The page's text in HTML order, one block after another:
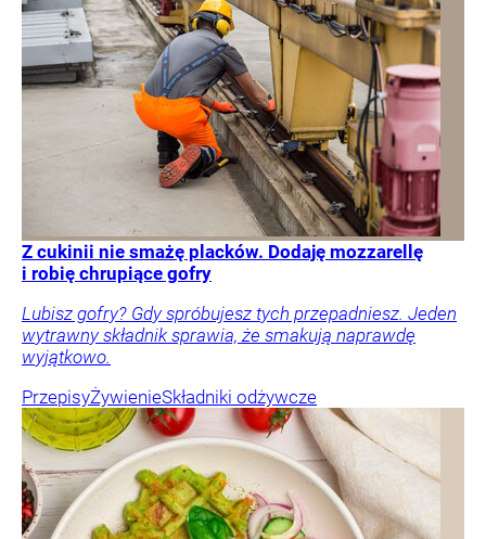
Z cukinii nie smażę placków. Dodaję mozzarellę
i robię chrupiące gofry
Lubisz gofry? Gdy spróbujesz tych przepadniesz. Jeden
wytrawny składnik sprawia, że smakują naprawdę
wyjątkowo.
PrzepisyŻywienieSkładniki odżywcze